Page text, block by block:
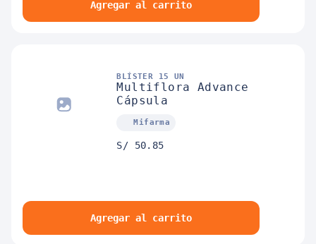
Agregar al carrito
BLÍSTER 15 UN
Multiflora Advance
Cápsula
Mifarma
S/ 50.85
Agregar al carrito